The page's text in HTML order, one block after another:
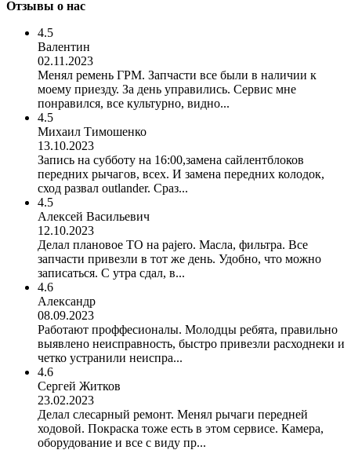
Отзывы о нас
4.5
Валентин
02.11.2023
Менял ремень ГРМ. Запчасти все были в наличии к
моему приезду. За день управились. Сервис мне
понравился, все культурно, видно...
4.5
Михаил Тимошенко
13.10.2023
Запись на субботу на 16:00,замена сайлентблоков
передних рычагов, всех. И замена передних колодок,
сход развал outlander. Сраз...
4.5
Алексей Васильевич
12.10.2023
Делал плановое ТО на pajero. Масла, фильтра. Все
запчасти привезли в тот же день. Удобно, что можно
записаться. С утра сдал, в...
4.6
Александр
08.09.2023
Работают проффесионалы. Молодцы ребята, правильно
выявлено неисправность, быстро привезли расходнеки и
четко устранили неиспра...
4.6
Сергей Житков
23.02.2023
Делал слесарный ремонт. Менял рычаги передней
ходовой. Покраска тоже есть в этом сервисе. Камера,
оборудование и все с виду пр...